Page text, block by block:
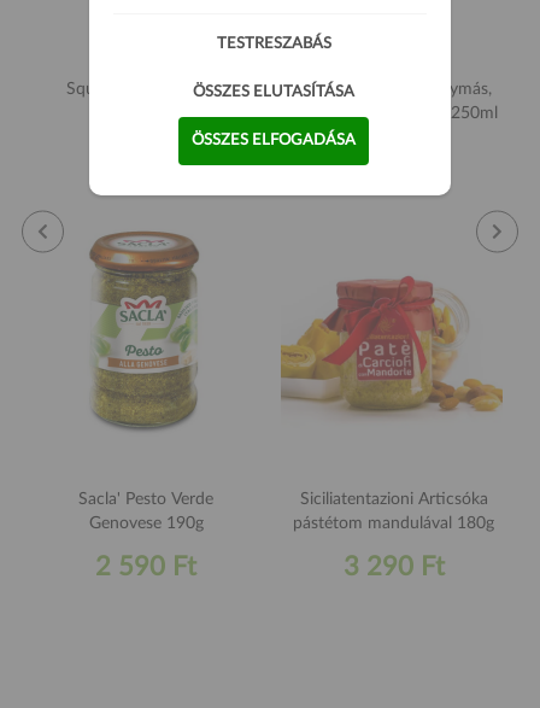
Squid halszósz 720ml
2 590 Ft
Sacla' Pesto Verde
Genovese 190g
2 590 Ft
Janchili Yeti - fokhagymás,
majonézes chili öntet 250ml
2 990 Ft
Siciliatentazioni Articsóka
pástétom mandulával 180g
3 290 Ft
TESTRESZABÁS
ÖSSZES ELUTASÍTÁSA
ÖSSZES ELFOGADÁSA